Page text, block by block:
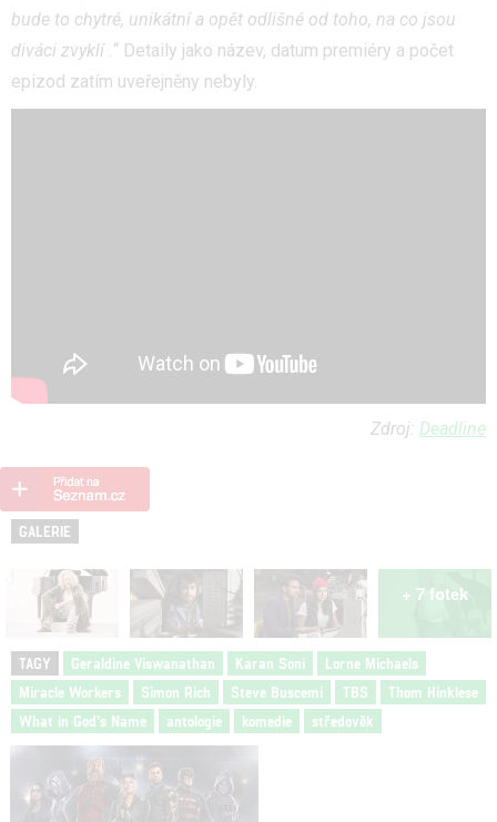
bude to chytré, unikátní a opět odlišné od toho, na co jsou
diváci zvyklí . “ Detaily jako název, datum premiéry a počet
epizod zatím uveřejněny nebyly.
Zdroj: Deadline
GALERIE
+ 7 fotek
TAGY Geraldine Viswanathan Karan Soni
Lorne Michaels
Miracle Workers
Simon Rich Steve Buscemi TBS
Thom Hinklese
What in God’s Name
antologie komedie středověk